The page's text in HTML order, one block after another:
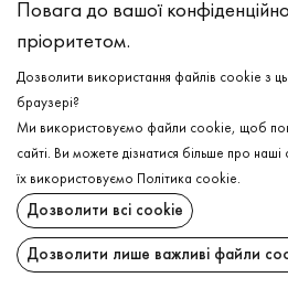
XL
ОБЕРІТЬ
Майка
ДОДАТИ ДО
ОПИС
Повага до вашої
пріоритетом.
Дозволити використання файлів cookie з
браузері?
Ми використовуємо файли cookie, щоб
сайті. Ви можете дізнатися більше про
їх використовуємо
Політика cookie.
Дозволити всі cookie
Дозволити лише важливі файли